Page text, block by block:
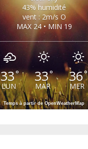
43% humidité
vent : 2m/s O
MAX 24 • MIN 19
33°
LUN
33°
MAR
36°
MER
Temps à partir de OpenWeatherMap